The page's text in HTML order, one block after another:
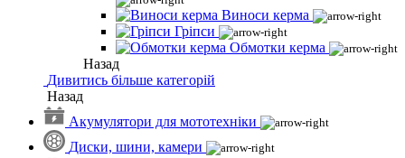
Виноси керма
Гріпси
Обмотки керма
Назад
Дивитись більше категорій
Назад
Акумулятори для мототехніки
Диски, шини, камери